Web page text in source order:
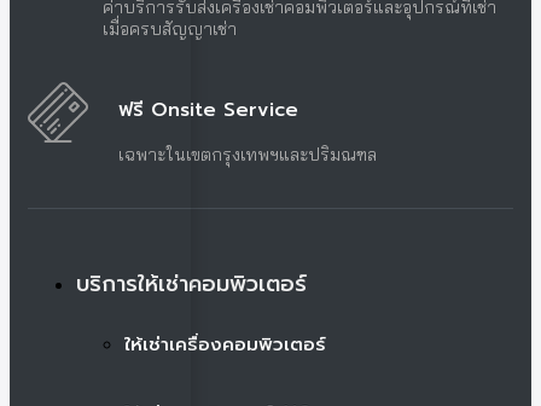
ค่าบริการรับส่งเครื่องเช่าคอมพิวเตอร์และอุปกรณ์ที่เช่า
เมื่อครบสัญญาเช่า
ฟรี Onsite Service
เฉพาะในเขตกรุงเทพฯและปริมณฑล
บริการให้เช่าคอมพิวเตอร์
ให้เช่าเครื่องคอมพิวเตอร์